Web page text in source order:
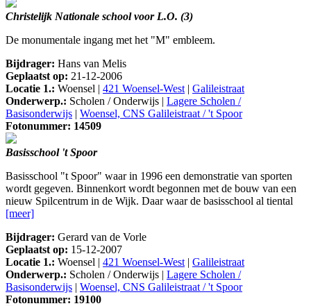
Christelijk Nationale school voor L.O. (3)
De monumentale ingang met het "M" embleem.
Bijdrager: Hans van Melis
Geplaatst op: 21-12-2006
Locatie 1.: Woensel | 421 Woensel-West| Galileistraat
Onderwerp.: Scholen / Onderwijs | Lagere Scholen /
Basisonderwijs | Woensel, CNS Galileistraat / 't Spoor
Fotonummer: 14509
Basisschool 't Spoor
Basisschool "t Spoor" waar in 1996 een demonstratie van sporten
wordt gegeven. Binnenkort wordt begonnen met de bouw van een
nieuw Spilcentrum in de Wijk. Daar waar de basisschool al tiental
[meer]
Bijdrager: Gerard van de Vorle
Geplaatst op: 15-12-2007
Locatie 1.: Woensel | 421 Woensel-West| Galileistraat
Onderwerp.: Scholen / Onderwijs | Lagere Scholen /
Basisonderwijs | Woensel, CNS Galileistraat / 't Spoor
Fotonummer: 19100